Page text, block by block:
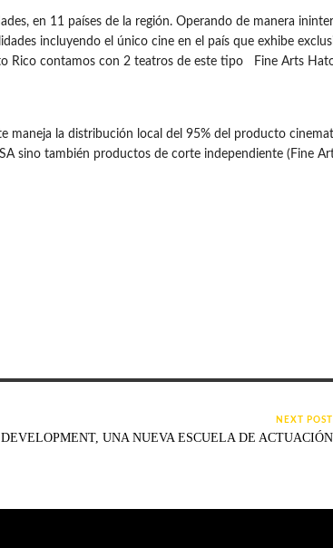
en 11 países de la región. Operando de manera
incluyendo el único cine en el país que exhibe
Rico contamos con 2 teatros de este tipo Fine Arts
maneja la distribución local del 95% del producto
sino también productos de corte independiente (Fine
NEXT POST
UNA NUEVA ESCUELA DE ACTUACIÓN